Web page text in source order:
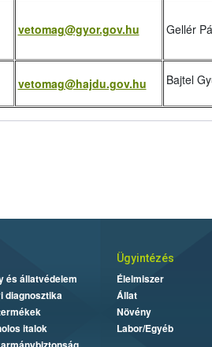
vetomag@gyor.gov.hu Gellér
vetomag@hajdu.gov.hu Bajtel
és állatvédelem
diagnosztika
italok
Ügyintézés
Élelmiszer
Állat
Növény
Labor/Egyéb